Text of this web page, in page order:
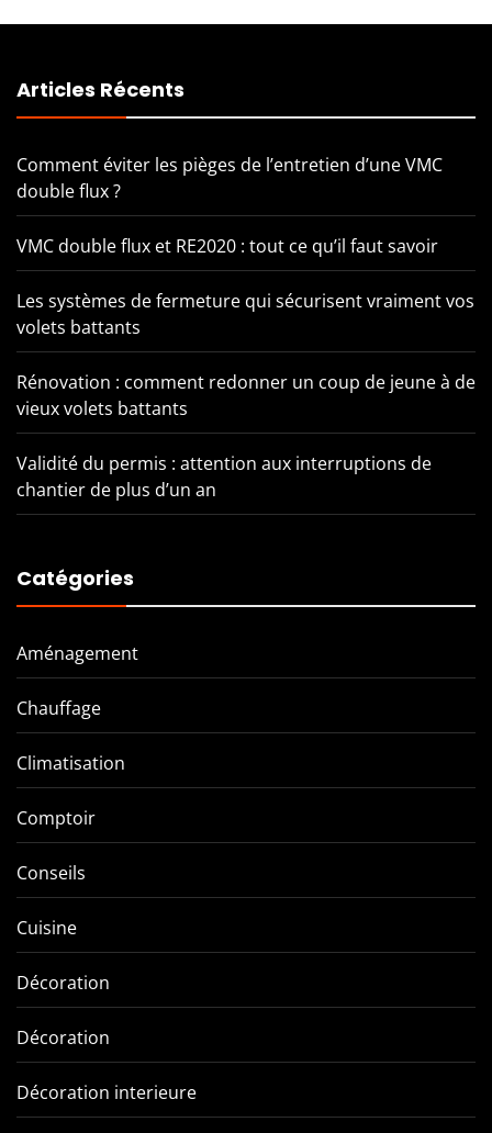
Articles Récents
Comment éviter les pièges de l’entretien d’une VMC
double flux ?
VMC double flux et RE2020 : tout ce qu’il faut savoir
Les systèmes de fermeture qui sécurisent vraiment vos
volets battants
Rénovation : comment redonner un coup de jeune à de
vieux volets battants
Validité du permis : attention aux interruptions de
chantier de plus d’un an
Catégories
Aménagement
Chauffage
Climatisation
Comptoir
Conseils
Cuisine
Décoration
Décoration
Décoration interieure